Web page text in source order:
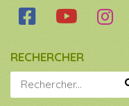
RECHERCHER